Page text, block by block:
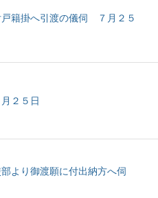
戸籍掛へ引渡の儀伺 ７月２５
２５日
より御渡願に付出納方へ伺